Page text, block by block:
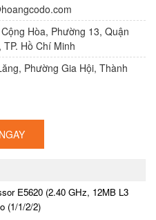
Hòa, Phường 13, Quận
TP. Hồ Chí Minh
Phường Gia Hội, Thành
E5620 (2.40 GHz, 12MB L3
(1/1/2/2)